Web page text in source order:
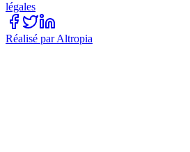
légales
Réalisé par Altropia